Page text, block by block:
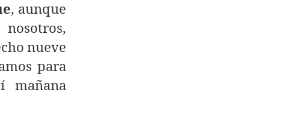
, aunque
nosotros,
nueve
para
mañana